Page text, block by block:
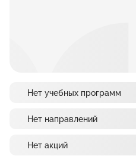
Нет учебных программ
Нет направлений
Нет акций